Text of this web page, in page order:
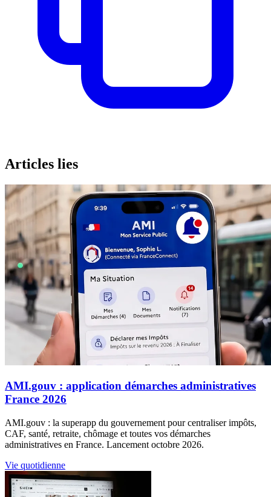
Articles lies
AMI.gouv : application démarches administratives
France 2026
AMI.gouv : la superapp du gouvernement pour centraliser impôts,
CAF, santé, retraite, chômage et toutes vos démarches
administratives en France. Lancement octobre 2026.
Vie quotidienne